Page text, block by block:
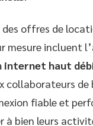
offres de
mesure incluent
internet haut
collaborateurs de
fiable et
à bien leurs